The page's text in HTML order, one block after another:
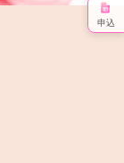
申込